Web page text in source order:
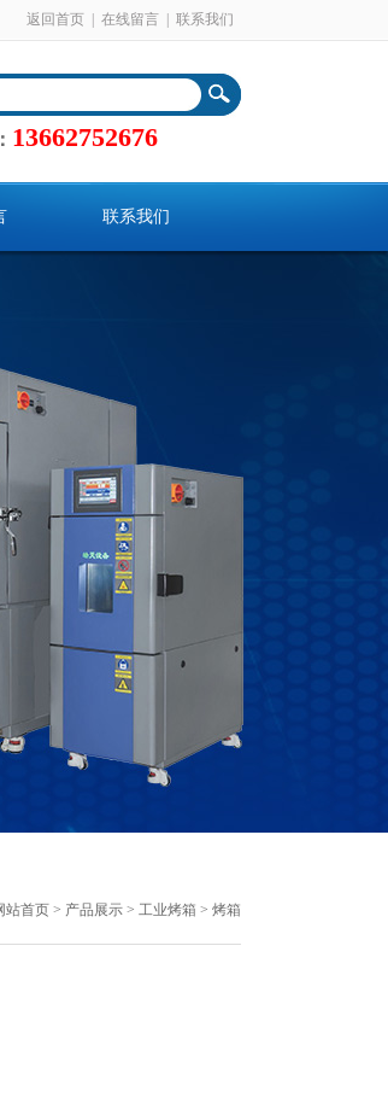
返回首页 在线留言 联系我们
13662752676
联系我们
站首页 > 产品展示 > 工业烤箱 > 烤箱